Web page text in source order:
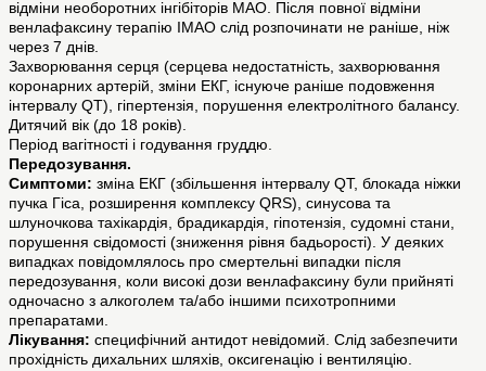
відміни необоротних інгібіторів МАО. Після повної відміни
венлафаксину терапію ІМАО слід розпочинати не раніше, ніж
через 7 днів.
Захворювання серця (серцева недостатність, захворювання
коронарних артерій, зміни ЕКГ, існуюче раніше подовження
інтервалу QT), гіпертензія, порушення електролітного балансу.
Дитячий вік (до 18 років).
Період вагітності і годування груддю.
Передозування.
Симптоми: зміна ЕКГ (збільшення інтервалу QT, блокада ніжки
пучка Гіса, розширення комплексу QRS), синусова та
шлуночкова тахікардія, брадикардія, гіпотензія, судомні стани,
порушення свідомості (зниження рівня бадьорості). У деяких
випадках повідомлялось про смертельні випадки після
передозування, коли високі дози венлафаксину були прийняті
одночасно з алкоголем та/або іншими психотропними
препаратами.
Лікування: специфічний антидот невідомий. Слід забезпечити
прохідність дихальних шляхів, оксигенацію і вентиляцію.